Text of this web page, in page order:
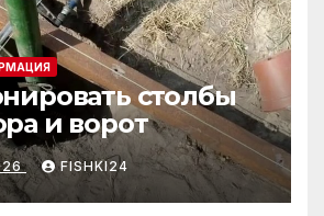
столбы
и ворот
FISHKI24